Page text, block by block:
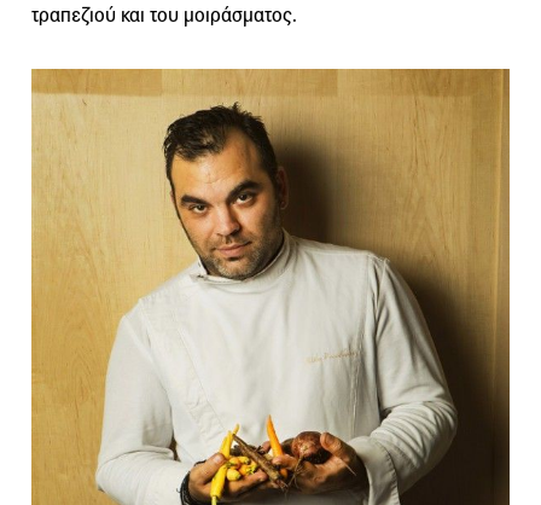
τραπεζιού και του μοιράσματος.